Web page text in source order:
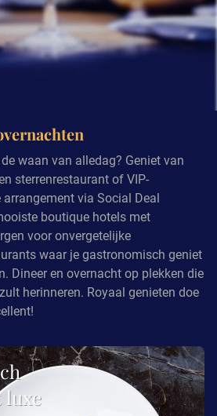
waan van alledag? Geniet van
sterrenrestaurant of VIP-
via Social Deal
boutique hotels met
voor onvergetelijke
waar je gastronomisch geniet
Dineer en overnacht op plekken die
herinneren. Royaal genieten doe
luxe